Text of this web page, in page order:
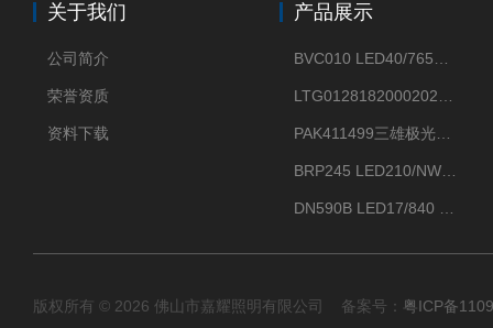
关于我们
公司简介
荣誉资质
资料下载
产品展示
版权所有 © 2026 佛山市嘉耀照明有限公司 备案号： 粤ICP备